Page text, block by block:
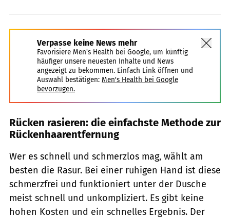
Verpasse keine News mehr
Favorisiere Men's Health bei Google, um künftig
häufiger unsere neuesten Inhalte und News
angezeigt zu bekommen. Einfach Link öffnen und
Auswahl bestätigen: Men's Health bei Google
bevorzugen.
Rücken rasieren: die einfachste Methode zur
Rückenhaarentfernung
Wer es schnell und schmerzlos mag, wählt am
besten die Rasur. Bei einer ruhigen Hand ist diese
schmerzfrei und funktioniert unter der Dusche
meist schnell und unkompliziert. Es gibt keine
hohen Kosten und ein schnelles Ergebnis. Der